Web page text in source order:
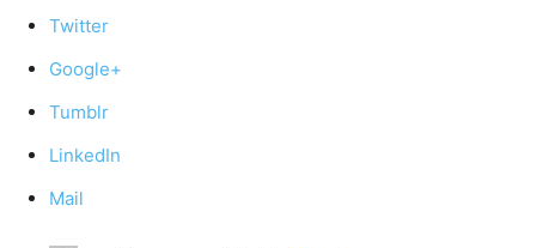
Twitter
Google+
Tumblr
LinkedIn
Mail